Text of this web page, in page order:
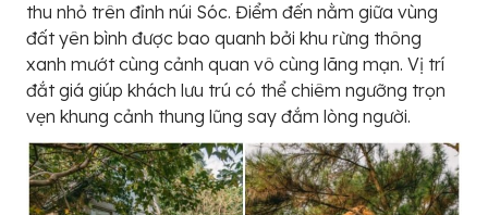
thu nhỏ trên đỉnh núi Sóc. Điểm đến nằm giữa vùng
đất yên bình được bao quanh bởi khu rừng thông
xanh mướt cùng cảnh quan vô cùng lãng mạn. Vị trí
đắt giá giúp khách lưu trú có thể chiêm ngưỡng trọn
vẹn khung cảnh thung lũng say đắm lòng người.